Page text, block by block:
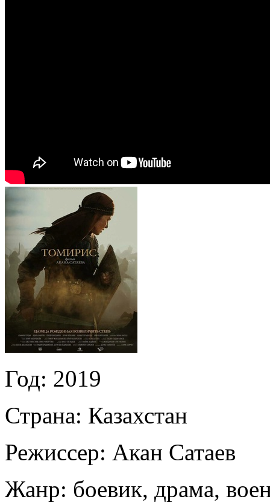
Год: 2019
Страна: Казахстан
Режиссер: Акан Сатаев
Жанр: боевик, драма,